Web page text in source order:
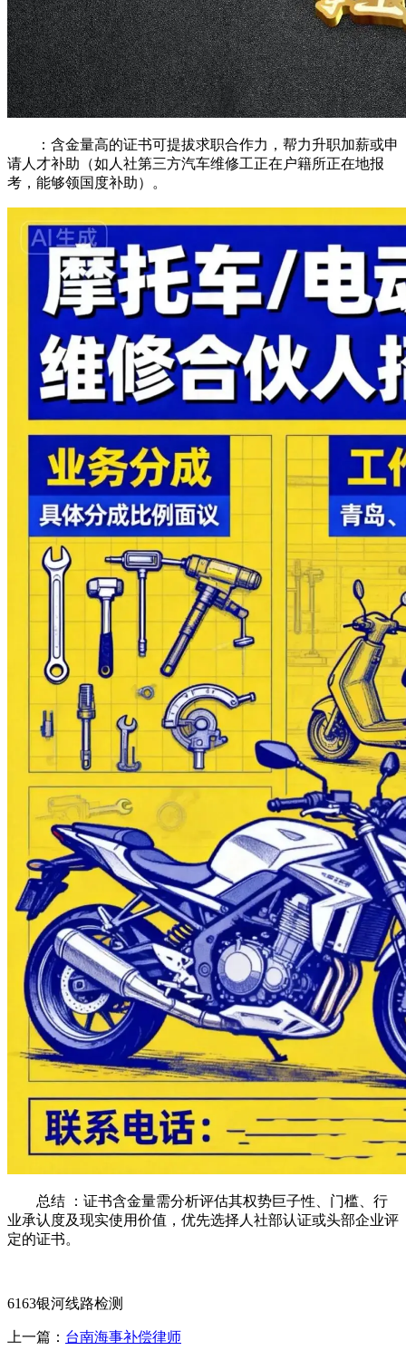
：含金量高的证书可提拔求职合作力，帮力升职加薪或申
请人才补助（如人社第三方汽车维修工正在户籍所正在地报
考，能够领国度补助）。
总结 ：证书含金量需分析评估其权势巨子性、门槛、行
业承认度及现实使用价值，优先选择人社部认证或头部企业评
定的证书。
6163银河线路检测
上一篇： 台南海事补偿律师